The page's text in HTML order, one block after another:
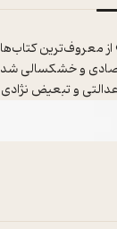
معروف‌ترین
و خشکسالی
و تبعیض